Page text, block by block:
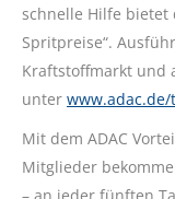
schnelle Hilfe bietet
Spritpreise“.
Kraftstoffmarkt und
unter www.adac.de/
Mit dem ADAC
Mitglieder